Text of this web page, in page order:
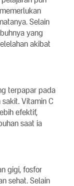
Selain
yang
akibat
terpapar pada
Vitamin C
efektif,
saat ia
gigi, fosfor
sehat. Selain